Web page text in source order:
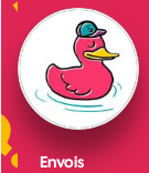
Envois